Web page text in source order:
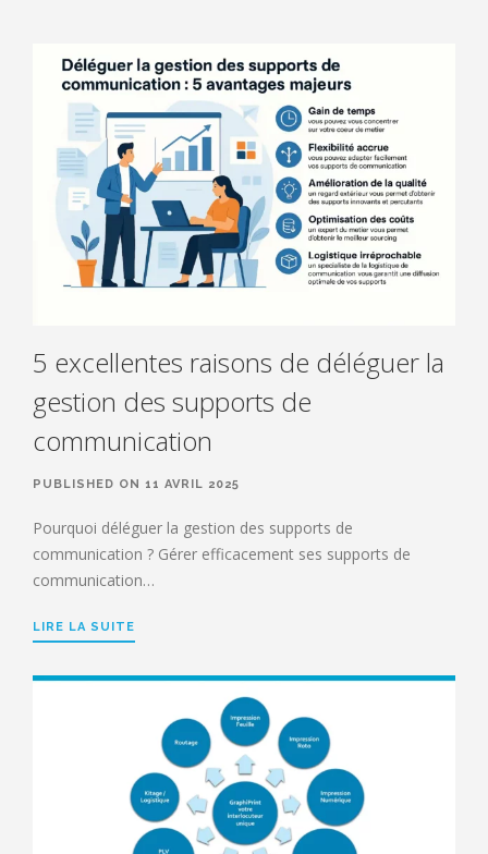
ACTUALITÉS
CONTACT
5 excellentes raisons de déléguer la
gestion des supports de
communication
PUBLISHED ON 11 AVRIL 2025
Pourquoi déléguer la gestion des supports de
communication ? Gérer efficacement ses supports de
communication…
LIRE LA SUITE